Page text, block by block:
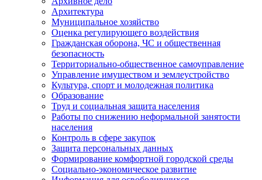
Архитектура
Муниципальное хозяйство
Оценка регулирующего воздействия
Гражданская оборона, ЧС и общественная
безопасность
Территориально-общественное самоуправление
Управление имуществом и землеустройство
Культура, спорт и молодежная политика
Образование
Труд и социальная защита населения
Работы по снижению неформальной занятости
населения
Контроль в сфере закупок
Защита персональных данных
Формирование комфортной городской среды
Социально-экономическое развитие